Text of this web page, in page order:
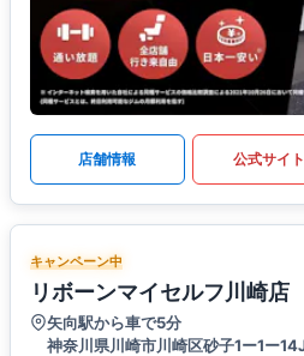
店舗情報 公式サイト
キャンペーン中
リボーンマイセルフ川崎店
矢向駅から車で5分
神奈川県川崎市川崎区砂子1ー1ー